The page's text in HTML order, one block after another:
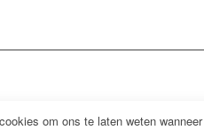
om ons te laten weten